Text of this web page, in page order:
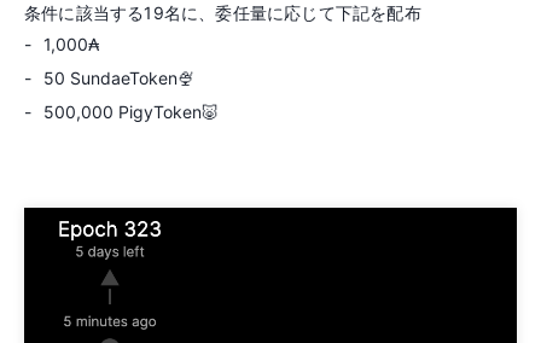
条件に該当する19名に、委任量に応じて下記を配布
1,000₳
50 SundaeToken🍨
500,000 PigyToken🐷